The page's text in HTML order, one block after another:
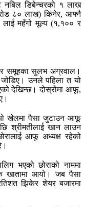
नबिल डिबेन्चरको १ लाख
८० लाख) किनेर, आफ्नै
लाई महँगो मूल्य (१,१०० र
समूहका सुलभ अग्रवाल।
उनले पहिला त यो
देखिन्छ। दोस्रोमा आफू,
खेलमा पैसा जुटाउन आफू
श्रीमतीलाई खान लाउन
आफू अध्यक्ष रहेको
भएको छोराको नाममा
खातामा आयो। जब पैसा
झिकेर शेयर बजारमा